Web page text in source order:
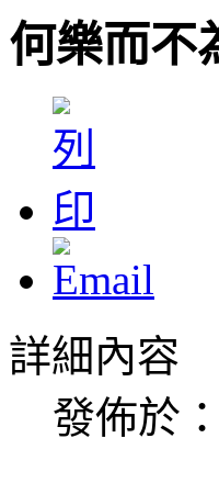
何樂而不
詳細內容
發佈於